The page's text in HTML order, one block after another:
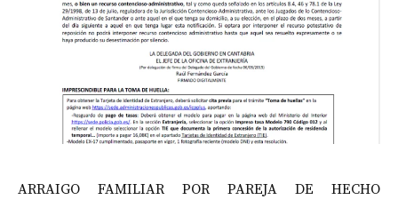
ARRAIGO FAMILIAR POR PAREJA DE HECHO